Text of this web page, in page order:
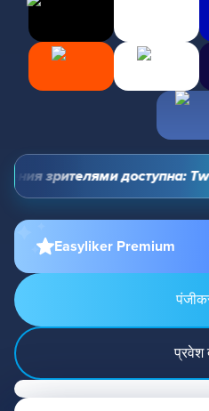
зрителями доступна:
Easyliker Premium
प्रवेश